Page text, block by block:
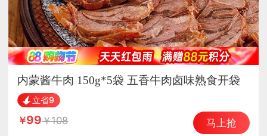
内蒙酱牛肉 150g*5袋 五香牛肉卤味熟食开袋
即食立省9
99 108 马上抢